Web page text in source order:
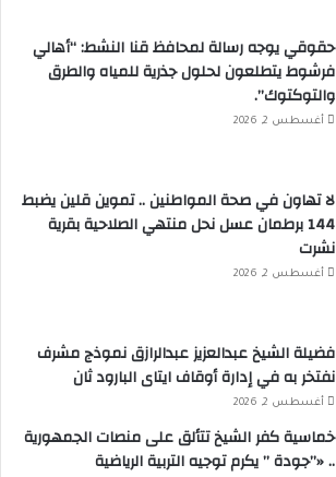
حقوقي يوجه رسالة لمحافظ قنا النشط: “أهالي
فرشوط يتطلعون لحلول جذرية للمياه والطرق
والتوكتوك”.
أغسطس 2, 2026
لا تهاون في صحة المواطنين .. تموين قلين يضبط
144 برطمان عسل نحل منتهي الصلاحية بقرية
نشرت
أغسطس 2, 2026
فضيلة الشيخ عبدالعزيز عبدالرازق نموذج مشرف
نفتخر به في إدارة أوقاف ايتاى البارود ثان
أغسطس 2, 2026
خماسية كفر الشيخ تتألق على منصات الجمهورية
.. «”جودة ” يكرم توجيه التربية الرياضية